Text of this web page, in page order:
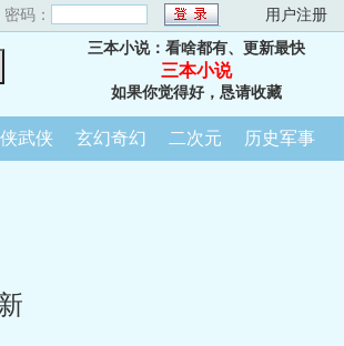
密码： 用户注册
三本小说：看啥都有、更新最快
三本小说
如果你觉得好，恳请收藏
武侠 玄幻奇幻 二次元 历史军事